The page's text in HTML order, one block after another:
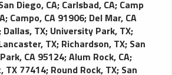
Diego, CA; Carlsbad, CA; Camp
; Campo, CA 91906; Del Mar, CA
Dallas, TX; University Park, TX;
TX; Richardson, TX; San
CA 95124;Alum Rock, CA;
TX 77414; Round Rock, TX; San